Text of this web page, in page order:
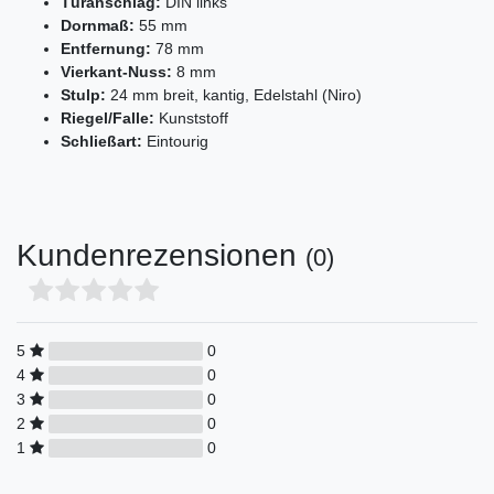
Dornmaß: 55 mm
Entfernung: 78 mm
Vierkant-Nuss: 8 mm
Stulp: 24 mm breit, kantig, Edelstahl (Niro)
Riegel/Falle: Kunststoff
Schließart: Eintourig
Kundenrezensionen (0)
5
0
4
0
3
0
2
0
1
0